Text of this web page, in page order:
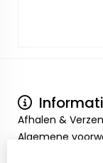
Afhalen &
Algemene